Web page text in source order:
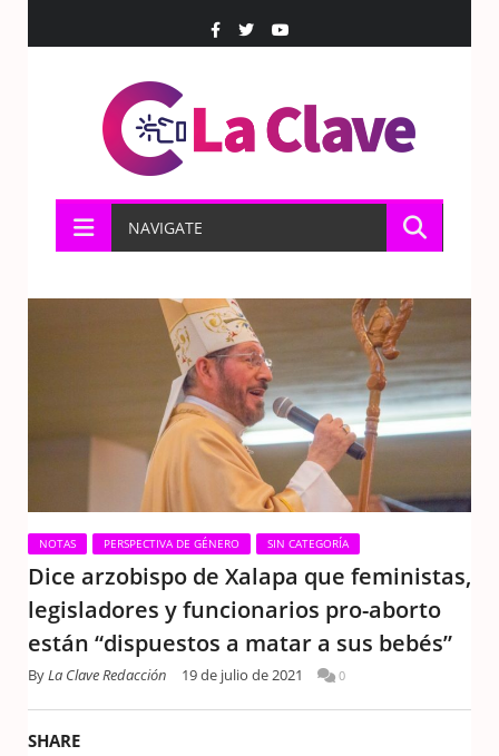
NAVIGATE
NOTAS PERSPECTIVA DE GÉNERO SIN CATEGORÍA
Dice arzobispo de Xalapa que feministas,
legisladores y funcionarios pro-aborto
están “dispuestos a matar a sus bebés”
ByLa Clave Redacción 19 de julio de 2021 0
SHARE